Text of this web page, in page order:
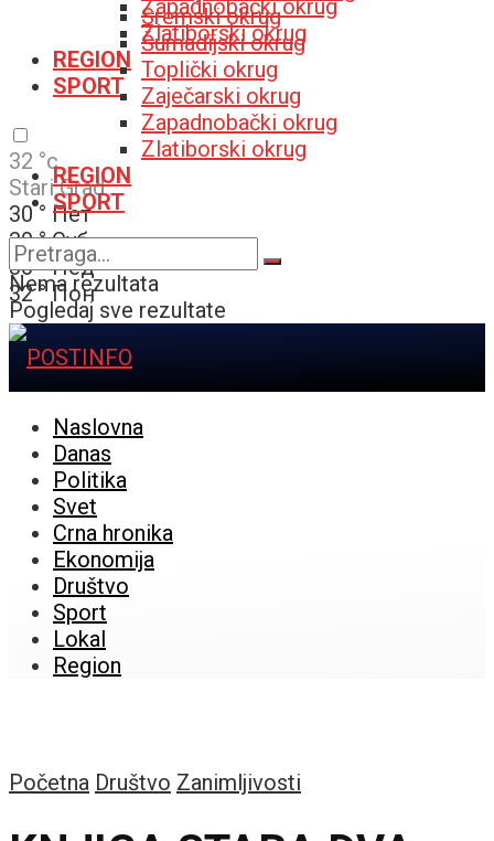
Zapadnobački okrug
Zlatiborski okrug
REGION
SPORT
32 °c
Stari Grad
30 ° Пет
30 ° Суб
30 ° Нед
32 ° Пон
Sremski okrug
Šumadijski okrug
Toplički okrug
Zaječarski okrug
Zapadnobački okrug
Zlatiborski okrug
REGION
SPORT
Nema rezultata
Pogledaj sve rezultate
Naslovna
Danas
Politika
Svet
Crna hronika
Ekonomija
Društvo
Sport
Lokal
Region
Početna Društvo Zanimljivosti